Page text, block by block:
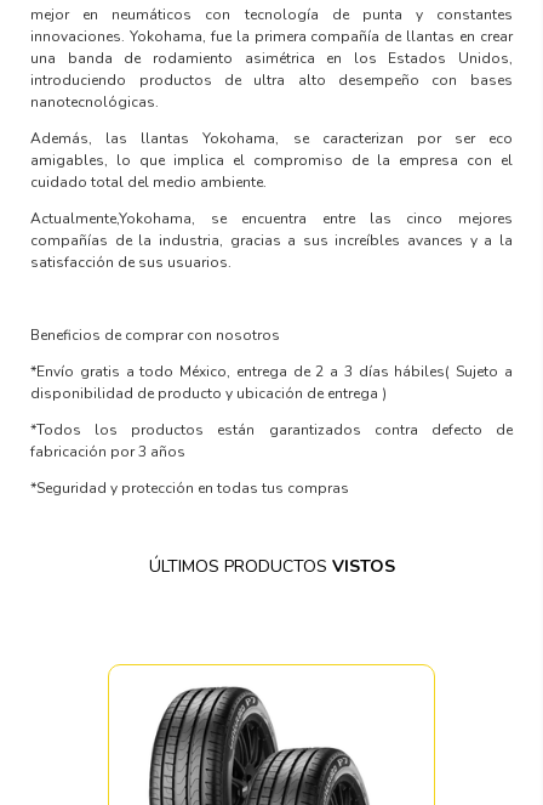
mejor en neumáticos con tecnología de punta y constantes
innovaciones. Yokohama, fue la primera compañía de llantas en crear
una banda de rodamiento asimétrica en los Estados Unidos,
introduciendo productos de ultra alto desempeño con bases
nanotecnológicas.
Además, las llantas Yokohama, se caracterizan por ser eco
amigables, lo que implica el compromiso de la empresa con el
cuidado total del medio ambiente.
Actualmente,Yokohama, se encuentra entre las cinco mejores
compañías de la industria, gracias a sus increíbles avances y a la
satisfacción de sus usuarios.
Beneficios de comprar con nosotros
*Envío gratis a todo México, entrega de 2 a 3 días hábiles( Sujeto a
disponibilidad de producto y ubicación de entrega )
*Todos los productos están garantizados contra defecto de
fabricación por 3 años
*Seguridad y protección en todas tus compras
ÚLTIMOS PRODUCTOS VISTOS